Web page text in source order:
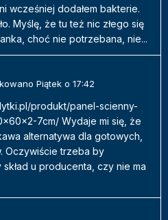
wcześniej dodałem bakterie.
Myślę, że tu też nic złego się
choć nie potrzebana, nie...
Piątek o 17:42
produkt/panel-scienny-
7cm/ Wydaje mi się, że
alternatywa dla gotowych,
Oczywiście trzeba by
u producenta, czy nie ma